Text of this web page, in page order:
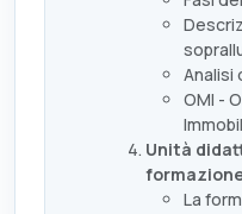
Analisi
OMI -
Unità
La